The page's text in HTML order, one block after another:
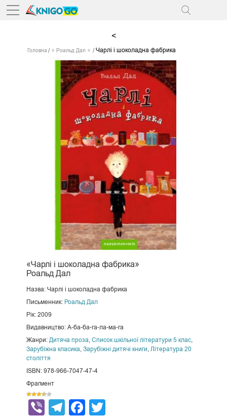
<
Головна ⭐ Роальд Дал ⭐ Чарлі і шоколадна фабрика
«Чарлі і шоколадна фабрика»
Роальд Дал
Назва: Чарлі і шоколадна фабрика
Письменник: Роальд Дал
Рік: 2009
Видавництво: А-ба-ба-га-ла-ма-га
Жанри: Дитяча проза, Список шкільної літератури 5 клас,
Зарубіжна класика, Зарубіжні дитячі книги, Література 20
століття
ISBN: 978-966-7047-47-4
Фрагмент
ViberTelegram
Facebook